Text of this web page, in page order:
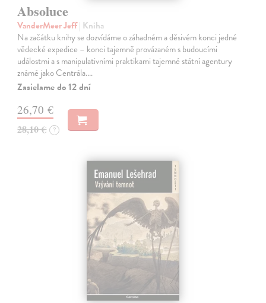
Absoluce
VanderMeer Jeff| Kniha
Na začátku knihy se dozvídáme o záhadném a děsivém konci jedné
vědecké expedice – konci tajemně provázaném s budoucími
událostmi a s manipulativními praktikami tajemné státní agentury
známé jako Centrála.…
Zasielame do 12 dní
26,70 €
28,10 € ?